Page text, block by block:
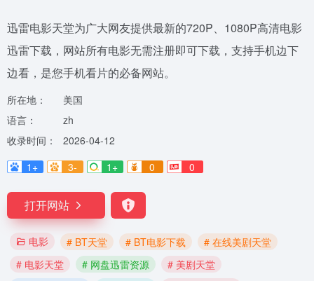
迅雷电影天堂为广大网友提供最新的720P、1080P高清电影
迅雷下载，网站所有电影无需注册即可下载，支持手机边下
边看，是您手机看片的必备网站。
所在地：
美国
语言：
zh
收录时间：
2026-04-12
1+
3- 1+ 0 0
打开网站
电影 # BT天堂 # BT电影下载
# 在线美剧天堂
# 电影天堂
# 网盘迅雷资源
# 美剧天堂